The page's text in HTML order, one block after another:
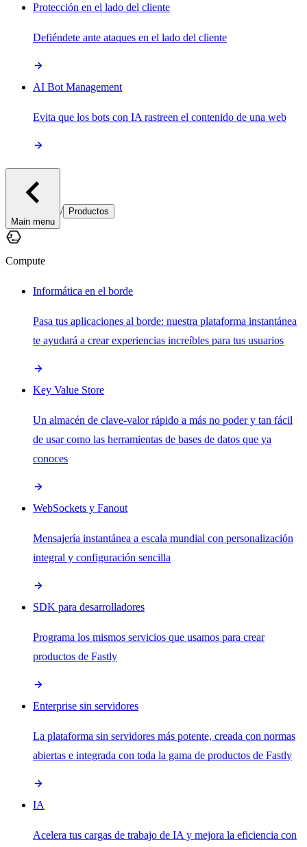
Protección en el lado del cliente
Defiéndete ante ataques en el lado del cliente
AI Bot Management
Evita que los bots con IA rastreen el contenido de una web
Main menu
/ Productos
Compute
Informática en el borde
Pasa tus aplicaciones al borde: nuestra plataforma instantánea
te ayudará a crear experiencias increíbles para tus usuarios
Key Value Store
Un almacén de clave-valor rápido a más no poder y tan fácil
de usar como las herramientas de bases de datos que ya
conoces
WebSockets y Fanout
Mensajería instantánea a escala mundial con personalización
integral y configuración sencilla
SDK para desarrolladores
Programa los mismos servicios que usamos para crear
productos de Fastly
Enterprise sin servidores
La plataforma sin servidores más potente, creada con normas
abiertas e integrada con toda la gama de productos de Fastly
IA
Acelera tus cargas de trabajo de IA y mejora la eficiencia con